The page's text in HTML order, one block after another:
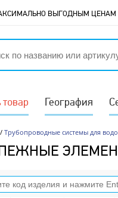
товар География
ВЫГОДНЫМ ЦЕНАМ
/ Трубопроводные системы для